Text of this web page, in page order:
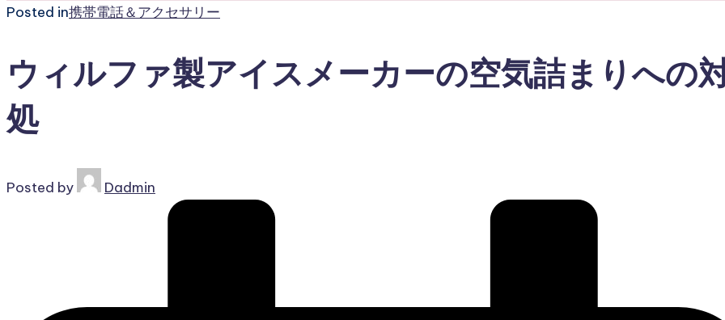
Posted in携帯電話＆アクセサリー
ウィルファ製アイスメーカーの空気詰まりへの
処
Posted by Dadmin